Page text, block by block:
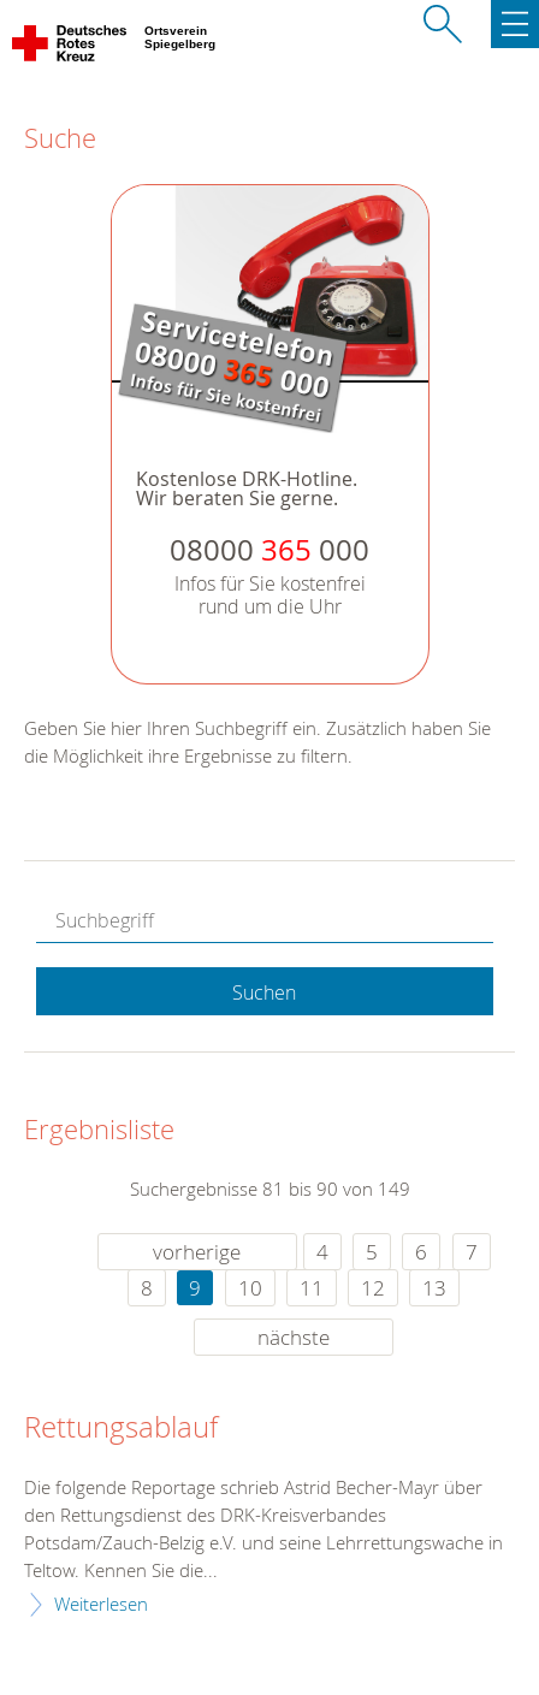
Ortsverein
Spiegelberg
Suche
Kostenlose DRK-Hotline.
Wir beraten Sie gerne.
08000 365 000
Infos für Sie kostenfrei
rund um die Uhr
Geben Sie hier Ihren Suchbegriff ein. Zusätzlich haben Sie
die Möglichkeit ihre Ergebnisse zu filtern.
Suchen
Ergebnisliste
Suchergebnisse 81 bis 90 von 149
vorherige 4 5 6
7
8
9 10 11 12
13
nächste
Rettungsablauf
Die folgende Reportage schrieb Astrid Becher-Mayr über
den Rettungsdienst des DRK-Kreisverbandes
Potsdam/Zauch-Belzig e.V. und seine Lehrrettungswache in
Teltow. Kennen Sie die...
Weiterlesen